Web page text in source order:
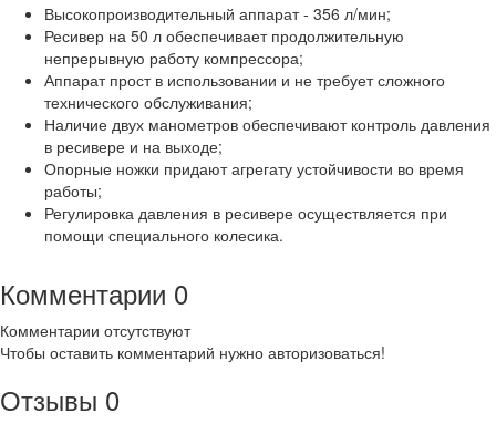
Высокопроизводительный аппарат - 356 л/мин;
Ресивер на 50 л обеспечивает продолжительную
непрерывную работу компрессора;
Аппарат прост в использовании и не требует сложного
технического обслуживания;
Наличие двух манометров обеспечивают контроль давления
в ресивере и на выходе;
Опорные ножки придают агрегату устойчивости во время
работы;
Регулировка давления в ресивере осуществляется при
помощи специального колесика.
Комментарии 0
Комментарии отсутствуют
Чтобы оставить комментарий нужно авторизоваться!
Отзывы 0